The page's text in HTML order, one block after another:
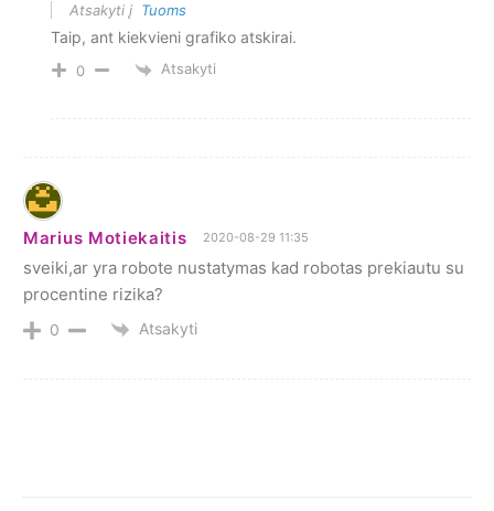
Atsakyti į Tuoms
Taip, ant kiekvieni grafiko atskirai.
0 Atsakyti
Marius Motiekaitis 2020-08-29 11:35
sveiki,ar yra robote nustatymas kad robotas prekiautu su
procentine rizika?
0 Atsakyti